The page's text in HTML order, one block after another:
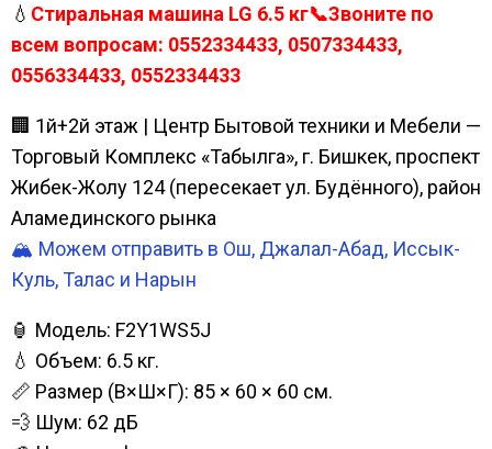
💧 Стиральная машина LG 6.5 кг📞Звоните по
всем вопросам: 0552334433, 0507334433,
0556334433, 0552334433
🏢 1й+2й этаж | Центр Бытовой техники и Мебели —
Торговый Комплекс «Табылга», г. Бишкек, проспект
Жибек-Жолу 124 (пересекает ул. Будённого), район
Аламединского рынка
🏔️ Можем отправить в Ош, Джалал-Абад, Иссык-
Куль, Талас и Нарын
🏮 Модель: F2Y1WS5J
💧 Объем: 6.5 кг.
📏 Размер (В×Ш×Г): 85 × 60 × 60 см.
💨 Шум: 62 дБ